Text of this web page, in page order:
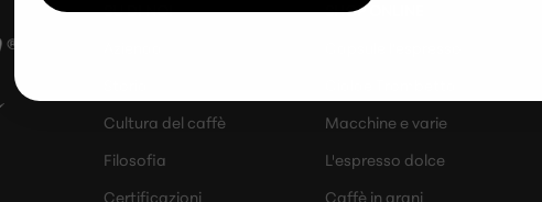
SU DI NOI
Cultura del caffè
Filosofia
Certificazioni
SHOP ONLINE
Macchine e varie
L'espresso dolce
Caffè in grani